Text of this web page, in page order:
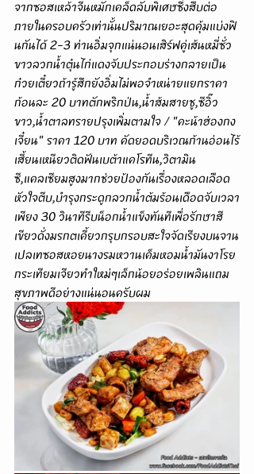
จากซอสเหล้าจีนหมักเคล็ดลับพิเศษซึ่งสืบต่อ
ภายในครอบครัวเท่านั้นปริมาณเยอะสุดคุ้มแบ่งฟิ
นกันได้ 2-3 ท่านอิ่มจุกแน่นอนเสิร์ฟคู่เส้นหมี่ซั่ว
ขาวลวกน้ำตุ๋นไก่แดงจับประกอบร่างกลายเป็น
ก๋วยเตี๋ยวถ้ารู้สึกยังอิ่มไม่พอจำหน่ายแยกราคา
ก้อนละ 20 บาทตักพริกป่น,น้ำส้มสายชู,ซีอิ๊ว
ขาว,น้ำตาลทรายปรุงเพิ่มตามใจ / "คะน้าฮ่องกง
เจี๋ยน" ราคา 120 บาท คัดยอดบริเวณก้านอ่อนไร้
เสี้ยนเหนียวติดฟันเบต้าแคโรทีน,วิตามิน
ซี,แคลเซียมสูงมากช่วยป้องกันเรื่องหลอดเลือด
หัวใจตีบ,บำรุงกระดูกลวกน้ำต้มร้อนเดือดจับเวลา
เพียง 30 วินาทีรีบน็อกน้ำแข็งทันทีเพื่อรักษาสี
เขียวดั่งมรกตเคี้ยวกรุบกรอบสะใจจัดเรียงบนจาน
เปลเทซอสหอยนางรมหวานเค็มหอมน้ำมันงาโรย
กระเทียมเจียวทำใหม่ๆเล็กน้อยอร่อยเพลินแถม
สุขภาพดีอย่างแน่นอนครับผม